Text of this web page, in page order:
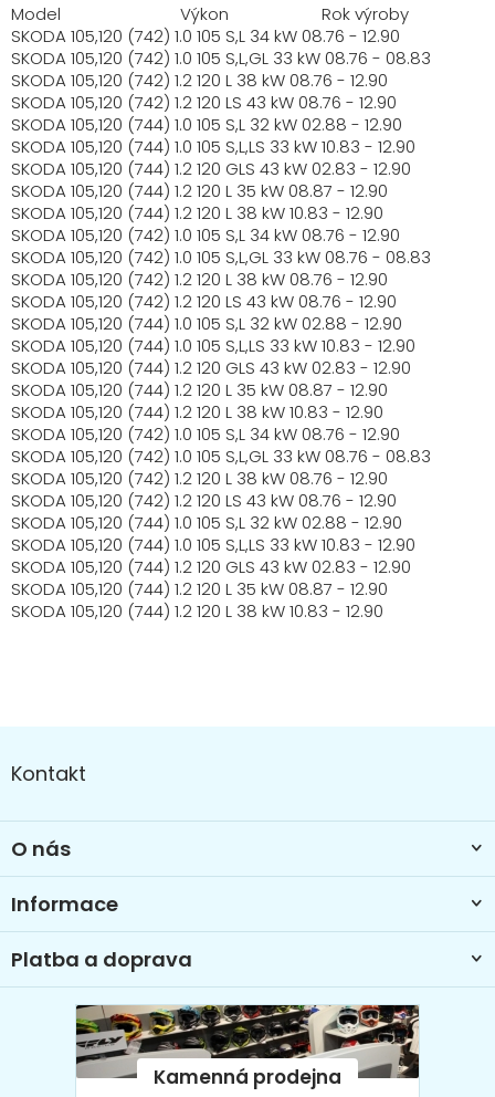
Model Výkon Rok výroby
SKODA 105,120 (742) 1.0 105 S,L 34 kW 08.76 - 12.90
SKODA 105,120 (742) 1.0 105 S,L,GL 33 kW 08.76 - 08.83
SKODA 105,120 (742) 1.2 120 L 38 kW 08.76 - 12.90
SKODA 105,120 (742) 1.2 120 LS 43 kW 08.76 - 12.90
SKODA 105,120 (744) 1.0 105 S,L 32 kW 02.88 - 12.90
SKODA 105,120 (744) 1.0 105 S,L,LS 33 kW 10.83 - 12.90
SKODA 105,120 (744) 1.2 120 GLS 43 kW 02.83 - 12.90
SKODA 105,120 (744) 1.2 120 L 35 kW 08.87 - 12.90
SKODA 105,120 (744) 1.2 120 L 38 kW 10.83 - 12.90
SKODA 105,120 (742) 1.0 105 S,L 34 kW 08.76 - 12.90
SKODA 105,120 (742) 1.0 105 S,L,GL 33 kW 08.76 - 08.83
SKODA 105,120 (742) 1.2 120 L 38 kW 08.76 - 12.90
SKODA 105,120 (742) 1.2 120 LS 43 kW 08.76 - 12.90
SKODA 105,120 (744) 1.0 105 S,L 32 kW 02.88 - 12.90
SKODA 105,120 (744) 1.0 105 S,L,LS 33 kW 10.83 - 12.90
SKODA 105,120 (744) 1.2 120 GLS 43 kW 02.83 - 12.90
SKODA 105,120 (744) 1.2 120 L 35 kW 08.87 - 12.90
SKODA 105,120 (744) 1.2 120 L 38 kW 10.83 - 12.90
SKODA 105,120 (742) 1.0 105 S,L 34 kW 08.76 - 12.90
SKODA 105,120 (742) 1.0 105 S,L,GL 33 kW 08.76 - 08.83
SKODA 105,120 (742) 1.2 120 L 38 kW 08.76 - 12.90
SKODA 105,120 (742) 1.2 120 LS 43 kW 08.76 - 12.90
SKODA 105,120 (744) 1.0 105 S,L 32 kW 02.88 - 12.90
SKODA 105,120 (744) 1.0 105 S,L,LS 33 kW 10.83 - 12.90
SKODA 105,120 (744) 1.2 120 GLS 43 kW 02.83 - 12.90
SKODA 105,120 (744) 1.2 120 L 35 kW 08.87 - 12.90
SKODA 105,120 (744) 1.2 120 L 38 kW 10.83 - 12.90
á
pKontakt
O nás
Informace
Platba a doprava